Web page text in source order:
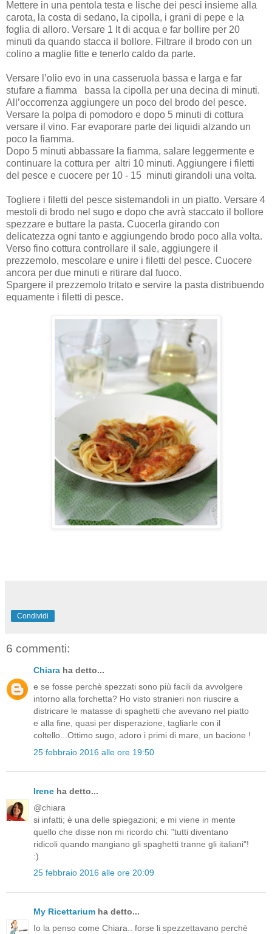
Mettere in una pentola testa e lische dei pesci insieme alla
carota, la costa di sedano, la cipolla, i grani di pepe e la
foglia di alloro. Versare 1 lt di acqua e far bollire per 20
minuti da quando stacca il bollore. Filtrare il brodo con un
colino a maglie fitte e tenerlo caldo da parte.
Versare l’olio evo in una casseruola bassa e larga e far
stufare a fiamma bassa la cipolla per una decina di minuti.
All’occorrenza aggiungere un poco del brodo del pesce.
Versare la polpa di pomodoro e dopo 5 minuti di cottura
versare il vino. Far evaporare parte dei liquidi alzando un
poco la fiamma.
Dopo 5 minuti abbassare la fiamma, salare leggermente e
continuare la cottura per altri 10 minuti. Aggiungere i filetti
del pesce e cuocere per 10 - 15 minuti girandoli una volta.
Togliere i filetti del pesce sistemandoli in un piatto. Versare 4
mestoli di brodo nel sugo e dopo che avrà staccato il bollore
spezzare e buttare la pasta. Cuocerla girando con
delicatezza ogni tanto e aggiungendo brodo poco alla volta.
Verso fino cottura controllare il sale, aggiungere il
prezzemolo, mescolare e unire i filetti del pesce. Cuocere
ancora per due minuti e ritirare dal fuoco.
Spargere il prezzemolo tritato e servire la pasta distribuendo
equamente i filetti di pesce.
Condividi
6 commenti:
Chiara ha detto...
e se fosse perchè spezzati sono più facili da avvolgere
intorno alla forchetta? Ho visto stranieri non riuscire a
districare le matasse di spaghetti che avevano nel piatto
e alla fine, quasi per disperazione, tagliarle con il
coltello...Ottimo sugo, adoro i primi di mare, un bacione !
25 febbraio 2016 alle ore 19:50
Irene ha detto...
@chiara
si infatti; è una delle spiegazioni; e mi viene in mente
quello che disse non mi ricordo chi: "tutti diventano
ridicoli quando mangiano gli spaghetti tranne gli italiani"!
:)
25 febbraio 2016 alle ore 20:09
My Ricettarium ha detto...
Io la penso come Chiara.. forse li spezzettavano perchè